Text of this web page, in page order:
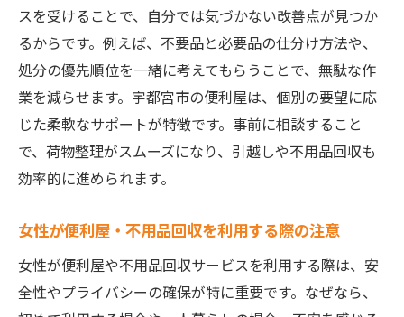
スを受けることで、自分では気づかない改善点が見つか
るからです。例えば、不要品と必要品の仕分け方法や、
処分の優先順位を一緒に考えてもらうことで、無駄な作
業を減らせます。宇都宮市の便利屋は、個別の要望に応
じた柔軟なサポートが特徴です。事前に相談すること
で、荷物整理がスムーズになり、引越しや不用品回収も
効率的に進められます。
女性が便利屋・不用品回収を利用する際の注意
女性が便利屋や不用品回収サービスを利用する際は、安
全性やプライバシーの確保が特に重要です。なぜなら、